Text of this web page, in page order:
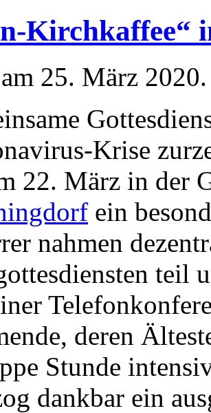
Kirchkaffee“
25. März 2020.
Krise
22. März in der
ein
nahmen
teil
deren
Stunde
dankbar ein